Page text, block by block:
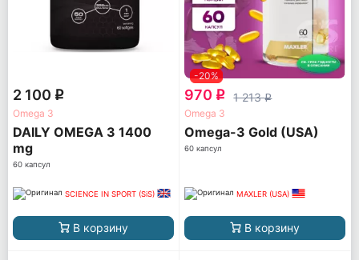
2 100 q
Omega 3
DAILY OMEGA 3 1400
mg
60 капсул
SCIENCE IN SPORT (SiS)
В корзину
-20%
970 q 1 213q
Omega 3
Omega-3 Gold (USA)
60 капсул
MAXLER (USA)
В корзину